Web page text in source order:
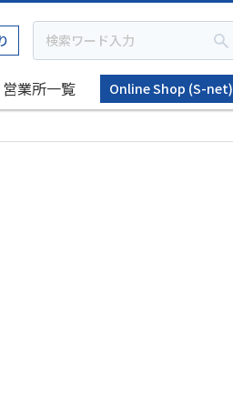
営業所一覧
Online Shop (S-net)